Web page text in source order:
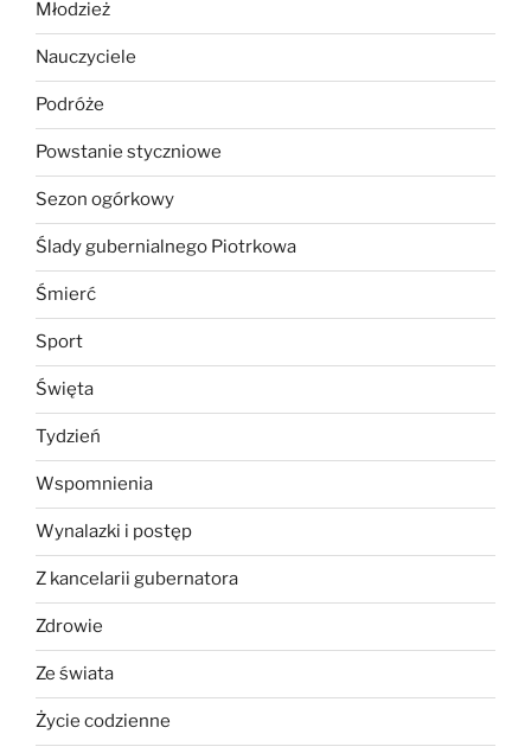
Młodzież
Nauczyciele
Podróże
Powstanie styczniowe
Sezon ogórkowy
Ślady gubernialnego Piotrkowa
Śmierć
Sport
Święta
Tydzień
Wspomnienia
Wynalazki i postęp
Z kancelarii gubernatora
Zdrowie
Ze świata
Życie codzienne